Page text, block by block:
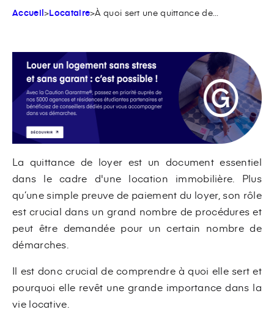
Accueil>Locataire>À quoi sert une quittance de...
La quittance de loyer est un document essentiel
dans le cadre d'une location immobilière. Plus
qu’une simple preuve de paiement du loyer, son rôle
est crucial dans un grand nombre de procédures et
peut être demandée pour un certain nombre de
démarches.
Il est donc crucial de comprendre à quoi elle sert et
pourquoi elle revêt une grande importance dans la
vie locative.